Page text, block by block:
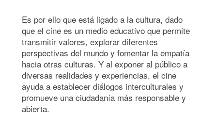
Es por ello que está ligado a la cultura, dado
que el cine es un medio educativo que permite
transmitir valores, explorar diferentes
perspectivas del mundo y fomentar la empatía
hacia otras culturas. Y al exponer al público a
diversas realidades y experiencias, el cine
ayuda a establecer diálogos interculturales y
promueve una ciudadanía más responsable y
abierta.